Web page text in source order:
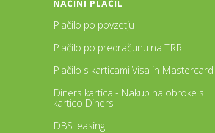
NAČINI PLAČIL
Plačilo po povzetju
Plačilo po predračunu na TRR
Plačilo s karticami Visa in Mastercard.
Diners kartica - Nakup na obroke s
kartico Diners
DBS leasing